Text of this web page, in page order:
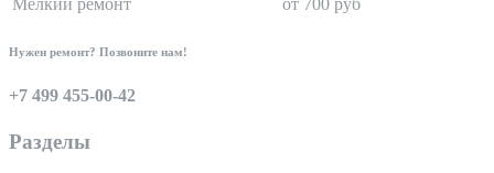
Мелкий ремонт
от 700 руб
Нужен ремонт? Позвоните нам!
+7 499 455-00-42
Разделы